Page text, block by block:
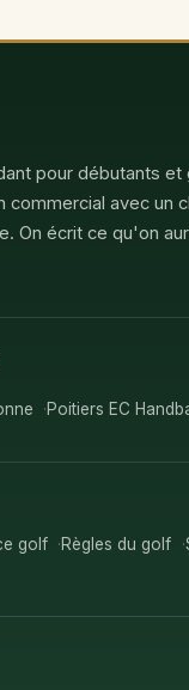
pour débutants et
commercial avec un
On écrit ce qu'on
Poitiers EC
golf Règles du golf